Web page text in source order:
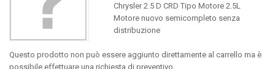
Chrysler 2.5 D CRD Tipo Motore 2.5L
Motore nuovo semicompleto senza
distribuzione
Questo prodotto non può essere aggiunto direttamente al carrello ma è
possibile effettuare una richiesta di preventivo.